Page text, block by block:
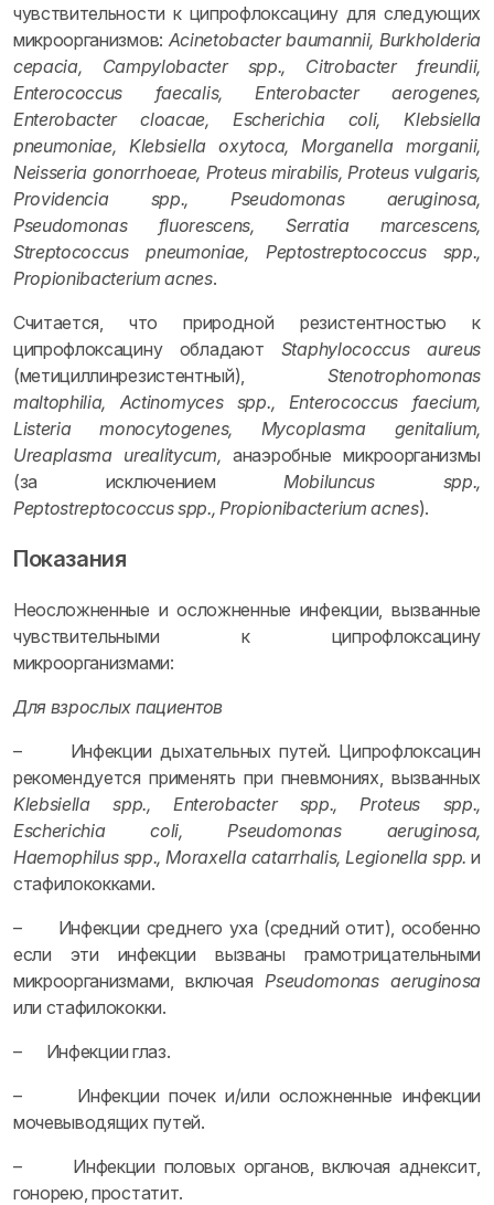
чувствительности к ципрофлоксацину для следующих
микроорганизмов: Acinetobacter baumannii, Burkholderia
cepacia, Campylobacter spp., Citrobacter freundii,
Enterococcus faecalis, Enterobacter aerogenes,
Enterobacter cloacae, Escherichia coli, Klebsiella
pneumoniae, Klebsiella oxytoca, Morganella morganii,
Neisseria gonorrhoeae, Proteus mirabilis, Proteus vulgaris,
Providencia spp., Pseudomonas aeruginosa,
Pseudomonas fluorescens, Serratia marcescens,
Streptococcus pneumoniae, Peptostreptococcus spp.,
Propionibacterium acnes.
Считается, что природной резистентностью к
ципрофлоксацину обладают Staphylococcus aureus
(метициллинрезистентный),Stenotrophomonas
maltophilia, Actinomyces spp., Enterococcus faecium,
Listeria monocytogenes, Mycoplasma genitalium,
Ureaplasma urealitycum,анаэробные микроорганизмы
(за исключениемMobiluncus spp.,
Peptostreptococcus spp., Propionibacterium acnes).
Показания
Неосложненные и осложненные инфекции, вызванные
чувствительными к ципрофлоксацину
микроорганизмами:
Для взрослых пациентов
– Инфекции дыхательных путей. Ципрофлоксацин
рекомендуется применять при пневмониях, вызванных
Klebsiella spp., Enterobacter spp., Proteus spp.,
Escherichia coli, Pseudomonas aeruginosa,
Haemophilus spp., Moraxella catarrhalis, Legionella spp. и
стафилококками.
– Инфекции среднего уха (средний отит), особенно
если эти инфекции вызваны грамотрицательными
микроорганизмами, включаяPseudomonas aeruginosa
или стафилококки.
– Инфекции глаз.
– Инфекции почек и/или осложненные инфекции
мочевыводящих путей.
– Инфекции половых органов, включая аднексит,
гонорею, простатит.